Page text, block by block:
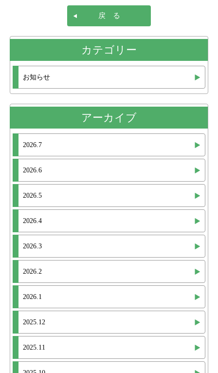
戻 る
カテゴリー
お知らせ
アーカイブ
2026.7
2026.6
2026.5
2026.4
2026.3
2026.2
2026.1
2025.12
2025.11